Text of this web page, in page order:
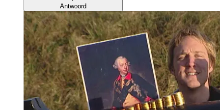
Antwoord